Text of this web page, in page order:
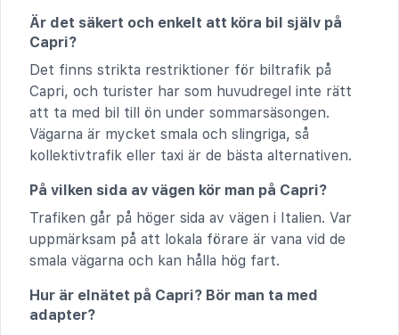
Är det säkert och enkelt att köra bil själv på
Capri?
Det finns strikta restriktioner för biltrafik på
Capri, och turister har som huvudregel inte rätt
att ta med bil till ön under sommarsäsongen.
Vägarna är mycket smala och slingriga, så
kollektivtrafik eller taxi är de bästa alternativen.
På vilken sida av vägen kör man på Capri?
Trafiken går på höger sida av vägen i Italien. Var
uppmärksam på att lokala förare är vana vid de
smala vägarna och kan hålla hög fart.
Hur är elnätet på Capri? Bör man ta med
adapter?